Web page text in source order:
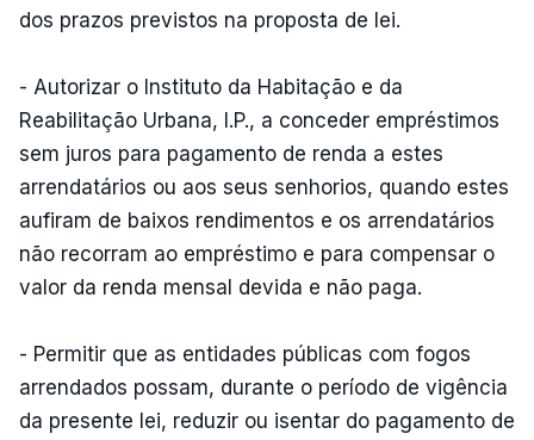
dos prazos previstos na proposta de lei.
- Autorizar o Instituto da Habitação e da
Reabilitação Urbana, I.P., a conceder empréstimos
sem juros para pagamento de renda a estes
arrendatários ou aos seus senhorios, quando estes
aufiram de baixos rendimentos e os arrendatários
não recorram ao empréstimo e para compensar o
valor da renda mensal devida e não paga.
- Permitir que as entidades públicas com fogos
arrendados possam, durante o período de vigência
da presente lei, reduzir ou isentar do pagamento de